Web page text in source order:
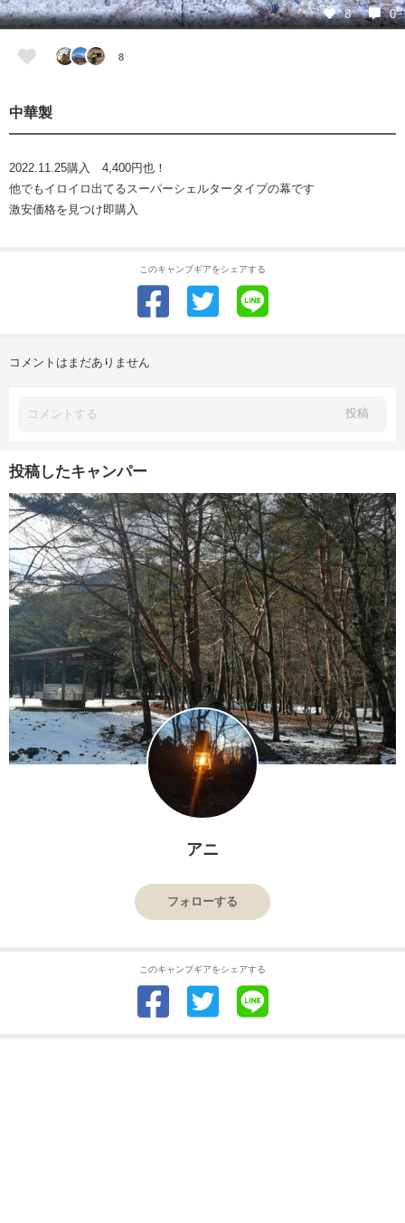
8 0
8
中華製
2022.11.25購入 4,400円也！
他でもイロイロ出てるスーパーシェルタータイプの幕です
激安価格を見つけ即購入
このキャンプギアをシェアする
コメントはまだありません
投稿
投稿したキャンパー
アニ
フォローする
このキャンプギアをシェアする